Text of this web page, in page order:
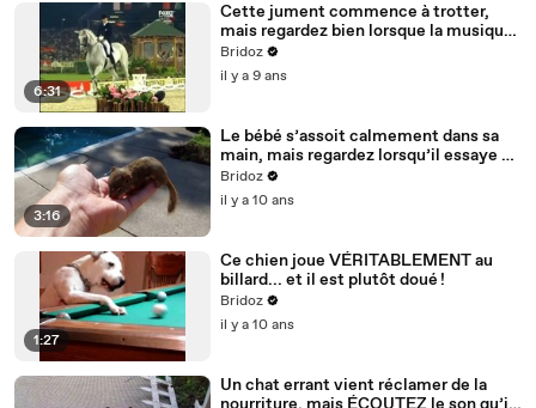
6:31
Cette jument commence à trotter,
mais regardez bien lorsque la musique
change.
Bridoz
il y a 9 ans
3:16
Le bébé s’assoit calmement dans sa
main, mais regardez lorsqu’il essaye de
le déposer...
Bridoz
il y a 10 ans
1:27
Ce chien joue VÉRITABLEMENT au
billard... et il est plutôt doué !
Bridoz
il y a 10 ans
Un chat errant vient réclamer de la